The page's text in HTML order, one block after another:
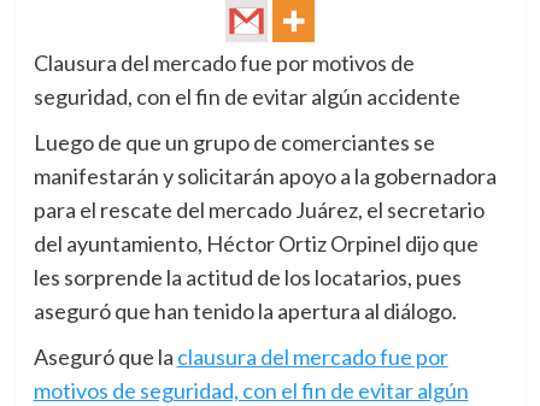
Clausura del mercado fue por motivos de
seguridad, con el fin de evitar algún accidente
Luego de que un grupo de comerciantes se
manifestarán y solicitarán apoyo a la gobernadora
para el rescate del mercado Juárez, el secretario
del ayuntamiento, Héctor Ortiz Orpinel dijo que
les sorprende la actitud de los locatarios, pues
aseguró que han tenido la apertura al diálogo.
Aseguró que la clausura del mercado fue por
motivos de seguridad, con el fin de evitar algún